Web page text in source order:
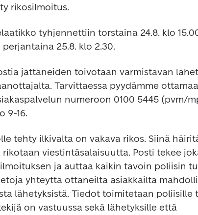
rikosilmoitus.
tyhjennettiin torstaina 24.8. klo
25.8. klo 2.30.
jättäneiden toivotaan varmistavan
Tarvittaessa pyydämme
numeroon 0100 5445 (pvm/
9-16.
tehty ilkivalta on vakava rikos. Siinä
viestintäsalaisuutta. Posti tekee
ja auttaa kaikin tavoin poliisin
yhteyttä ottaneilta asiakkailta
lähetyksistä. Tiedot toimitetaan poliisille
on vastuussa sekä lähetyksille että